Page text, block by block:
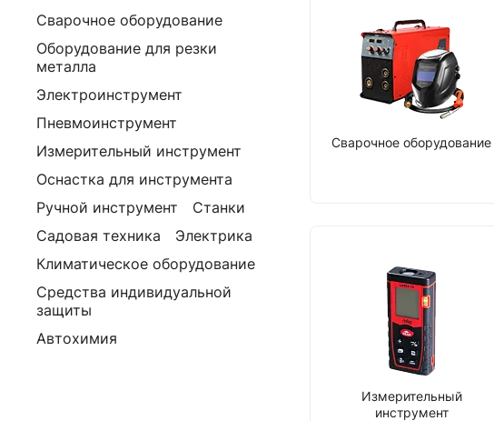
Сварочное оборудование
Измерительный
инструмент
Сварочное оборудование
Оборудование для резки
металла
Электроинструмент
Пневмоинструмент
Измерительный инструмент
Оснастка для инструмента
Ручной инструмент
Станки
Садовая техника
Электрика
Климатическое оборудование
Средства индивидуальной
защиты
Автохимия